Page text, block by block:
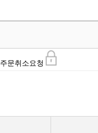
주문취소요청